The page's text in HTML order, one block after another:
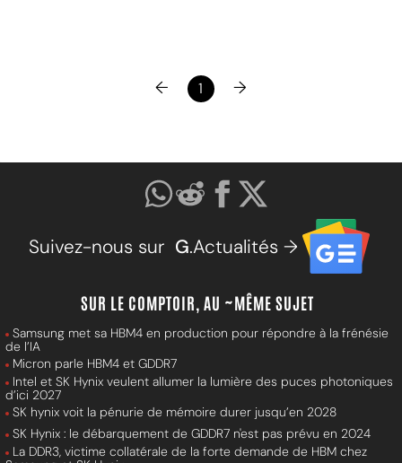
← 1 →
Suivez-nous sur G.Actualités →
SUR LE COMPTOIR, AU ~MÊME SUJET
Samsung met sa HBM4 en production pour répondre à la frénésie
de l’IA
Micron parle HBM4 et GDDR7
Intel et SK Hynix veulent allumer la lumière des puces photoniques
d’ici 2027
SK hynix voit la pénurie de mémoire durer jusqu’en 2028
SK Hynix : le débarquement de GDDR7 n'est pas prévu en 2024
La DDR3, victime collatérale de la forte demande de HBM chez